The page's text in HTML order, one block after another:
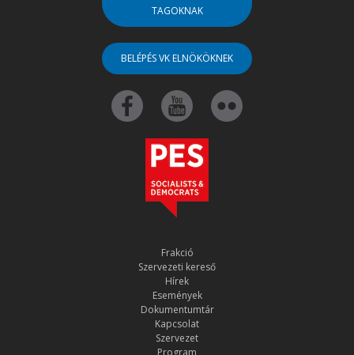
TAGOKNAK
BELÉPÉS VK ELNÖKÖKNEK
Frakció
Szervezeti kereső
Hírek
Események
Dokumentumtár
Kapcsolat
Szervezet
Program